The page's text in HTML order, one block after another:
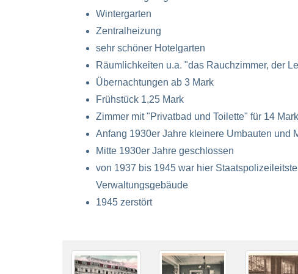
Wintergarten
Zentralheizung
sehr schöner Hotelgarten
Räumlichkeiten u.a. "das Rauchzimmer, der
Übernachtungen ab 3 Mark
Frühstück 1,25 Mark
Zimmer mit "Privatbad und Toilette" für 14 Mark
Anfang 1930er Jahre kleinere Umbauten und
Mitte 1930er Jahre geschlossen
von 1937 bis 1945 war hier
Verwaltungsgebäude
1945 zerstört